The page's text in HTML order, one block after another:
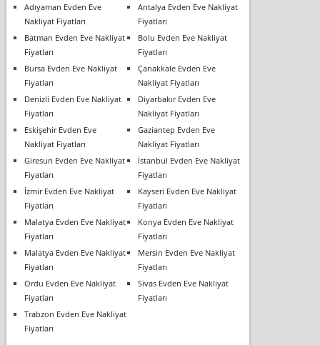
Adıyaman Evden Eve
Nakliyat Fiyatları
Antalya Evden Eve Nakliyat
Fiyatları
Batman Evden Eve Nakliyat
Fiyatları
Bolu Evden Eve Nakliyat
Fiyatları
Bursa Evden Eve Nakliyat
Fiyatları
Çanakkale Evden Eve
Nakliyat Fiyatları
Denizli Evden Eve Nakliyat
Fiyatları
Diyarbakır Evden Eve
Nakliyat Fiyatları
Eskişehir Evden Eve
Nakliyat Fiyatları
Gaziantep Evden Eve
Nakliyat Fiyatları
Giresun Evden Eve Nakliyat
Fiyatları
İstanbul Evden Eve Nakliyat
Fiyatları
İzmir Evden Eve Nakliyat
Fiyatları
Kayseri Evden Eve Nakliyat
Fiyatları
Malatya Evden Eve Nakliyat
Fiyatları
Konya Evden Eve Nakliyat
Fiyatları
Malatya Evden Eve Nakliyat
Fiyatları
Mersin Evden Eve Nakliyat
Fiyatları
Ordu Evden Eve Nakliyat
Fiyatları
Sivas Evden Eve Nakliyat
Fiyatları
Trabzon Evden Eve Nakliyat
Fiyatları